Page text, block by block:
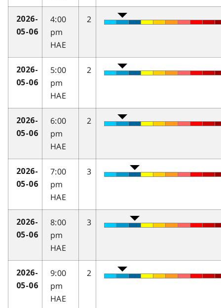
2026-
05-06
4:00
pm
HAE
2
2026-
05-06
5:00
pm
HAE
2
2026-
05-06
6:00
pm
HAE
2
2026-
05-06
7:00
pm
HAE
3
2026-
05-06
8:00
pm
HAE
3
2026-
05-06
9:00
pm
HAE
2